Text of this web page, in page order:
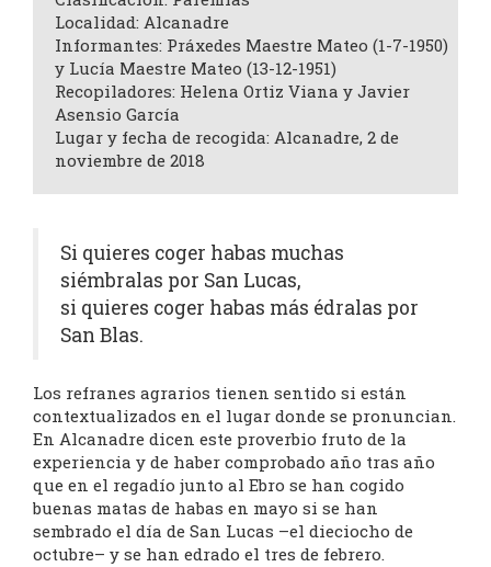
Localidad: Alcanadre
Informantes: Práxedes Maestre Mateo (1-7-1950)
y Lucía Maestre Mateo (13-12-1951)
Recopiladores: Helena Ortiz Viana y Javier
Asensio García
Lugar y fecha de recogida: Alcanadre, 2 de
noviembre de 2018
Si quieres coger habas muchas
siémbralas por San Lucas,
si quieres coger habas más édralas por
San Blas.
Los refranes agrarios tienen sentido si están
contextualizados en el lugar donde se pronuncian.
En Alcanadre dicen este proverbio fruto de la
experiencia y de haber comprobado año tras año
que en el regadío junto al Ebro se han cogido
buenas matas de habas en mayo si se han
sembrado el día de San Lucas –el dieciocho de
octubre– y se han edrado el tres de febrero.